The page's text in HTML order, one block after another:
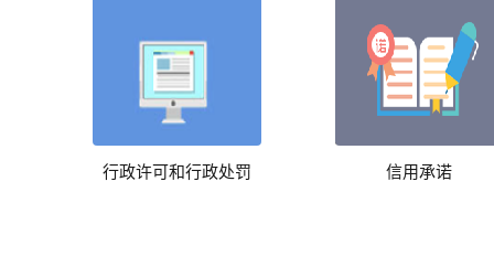
行政许可和行政处罚 信用承诺